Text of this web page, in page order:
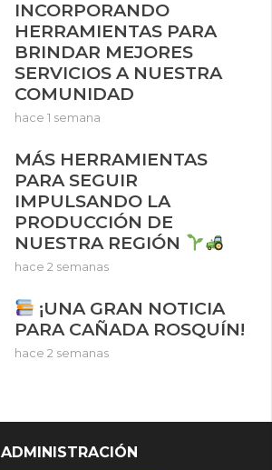
INCORPORANDO
HERRAMIENTAS PARA
BRINDAR MEJORES
SERVICIOS A NUESTRA
COMUNIDAD
hace 1 semana
MÁS HERRAMIENTAS
PARA SEGUIR
IMPULSANDO LA
PRODUCCIÓN DE
NUESTRA REGIÓN
hace 2 semanas
¡UNA GRAN NOTICIA
PARA CAÑADA ROSQUÍN!
hace 2 semanas
ADMINISTRACIÓN